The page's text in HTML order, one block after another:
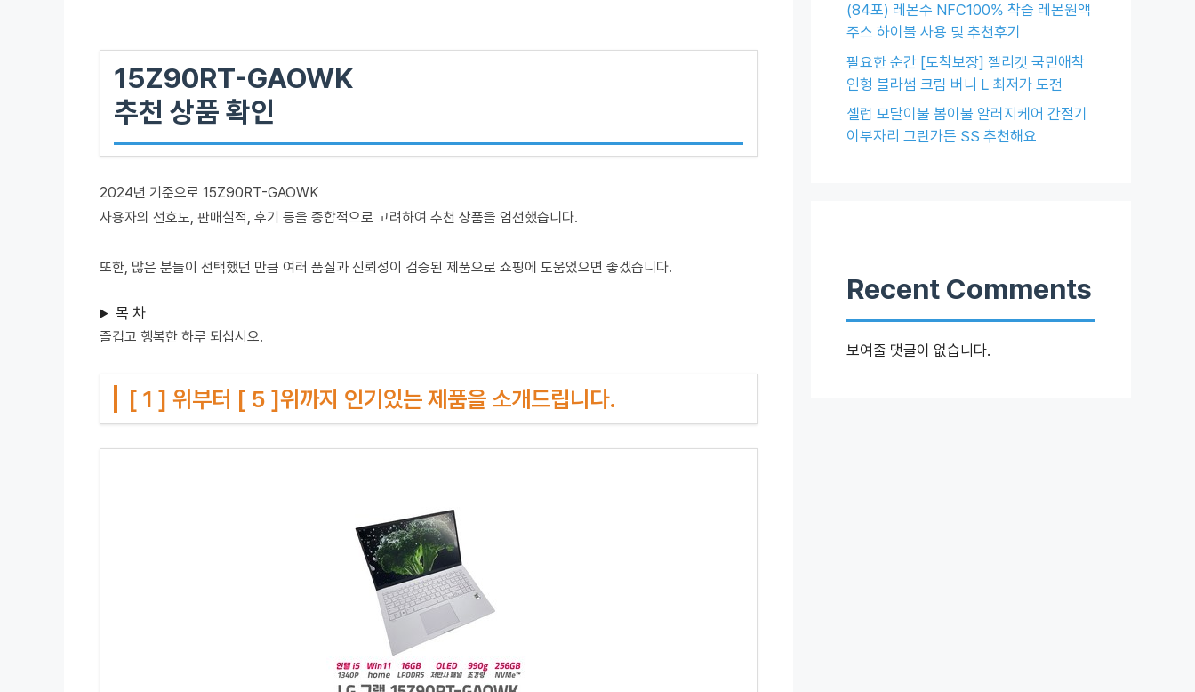
15Z90RT-GAOWK
추천 상품 확인
2024년 기준으로 15Z90RT-GAOWK
사용자의 선호도, 판매실적, 후기 등을 종합적으로 고려하여 추천 상품을 엄선했습니다.
또한, 많은 분들이 선택했던 만큼 여러 품질과 신뢰성이 검증된 제품으로 쇼핑에 도움었으면 좋겠습니다.
목 차
즐겁고 행복한 하루 되십시오.
[ 1 ] 위부터 [ 5 ]위까지 인기있는 제품을 소개드립니다.
(84포) 레몬수 NFC100% 착즙 레몬원액
주스 하이볼 사용 및 추천후기
필요한 순간 [도착보장] 젤리캣 국민애착
인형 블라썸 크림 버니 L 최저가 도전
셀럽 모달이불 봄이불 알러지케어 간절기
이부자리 그린가든 SS 추천해요
Recent Comments
보여줄 댓글이 없습니다.